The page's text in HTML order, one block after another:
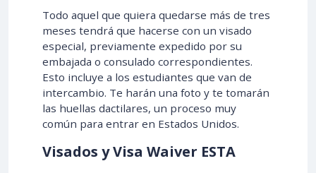
Todo aquel que quiera quedarse más de tres
meses tendrá que hacerse con un visado
especial, previamente expedido por su
embajada o consulado correspondientes.
Esto incluye a los estudiantes que van de
intercambio. Te harán una foto y te tomarán
las huellas dactilares, un proceso muy
común para entrar en Estados Unidos.
Visados y Visa Waiver ESTA